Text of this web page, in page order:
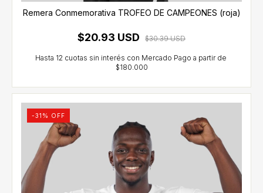
Remera Conmemorativa TROFEO DE CAMPEONES (roja)
$20.93 USD $30.39 USD
-31 % OFF